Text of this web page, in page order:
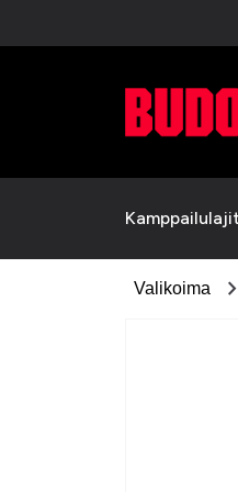
Valikoima chevron_right